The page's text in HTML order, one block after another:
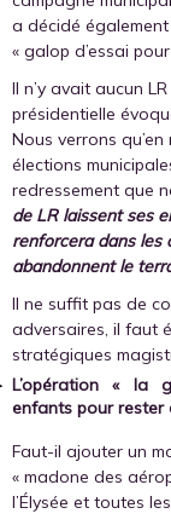
a décidé également
« galop d’essai
Il n’y avait aucun
présidentielle
Nous verrons
élections
redressement que
de LR laissent ses
renforcera dans les
abandonnent le
Il ne suffit pas de
adversaires, il faut
stratégiques
L’opération « la
enfants pour rester
Faut-il ajouter un
« madone des
l’Élysée et toutes